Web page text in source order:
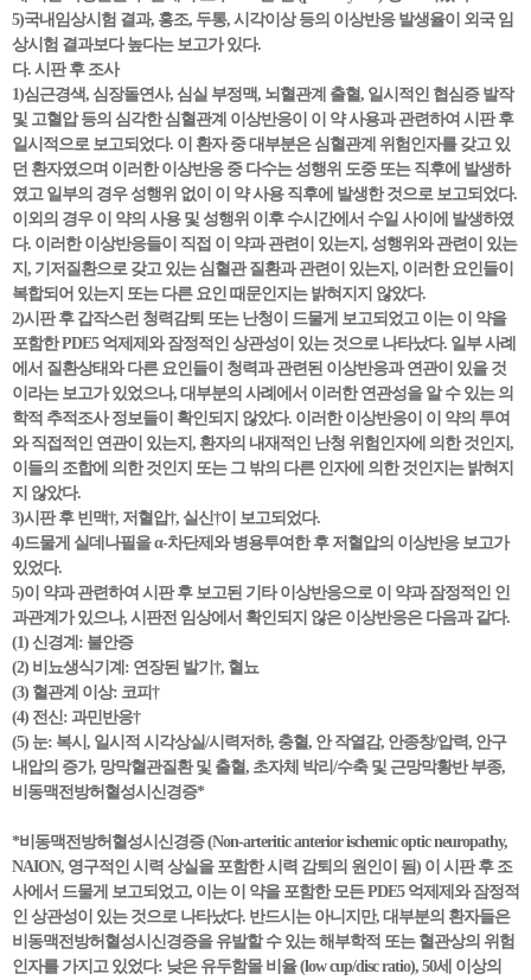
5)국내임상시험 결과, 홍조, 두통, 시각이상 등의 이상반응 발생율이 외국 임
상시험 결과보다 높다는 보고가 있다.
다. 시판 후 조사
1)심근경색, 심장돌연사, 심실 부정맥, 뇌혈관계 출혈, 일시적인 협심증 발작
및 고혈압 등의 심각한 심혈관계 이상반응이 이 약 사용과 관련하여 시판 후
일시적으로 보고되었다. 이 환자 중 대부분은 심혈관계 위험인자를 갖고 있
던 환자였으며 이러한 이상반응 중 다수는 성행위 도중 또는 직후에 발생하
였고 일부의 경우 성행위 없이 이 약 사용 직후에 발생한 것으로 보고되었다.
이외의 경우 이 약의 사용 및 성행위 이후 수시간에서 수일 사이에 발생하였
다. 이러한 이상반응들이 직접 이 약과 관련이 있는지, 성행위와 관련이 있는
지, 기저질환으로 갖고 있는 심혈관 질환과 관련이 있는지, 이러한 요인들이
복합되어 있는지 또는 다른 요인 때문인지는 밝혀지지 않았다.
2)시판 후 갑작스런 청력감퇴 또는 난청이 드물게 보고되었고 이는 이 약을
포함한 PDE5 억제제와 잠정적인 상관성이 있는 것으로 나타났다. 일부 사례
에서 질환상태와 다른 요인들이 청력과 관련된 이상반응과 연관이 있을 것
이라는 보고가 있었으나, 대부분의 사례에서 이러한 연관성을 알 수 있는 의
학적 추적조사 정보들이 확인되지 않았다. 이러한 이상반응이 이 약의 투여
와 직접적인 연관이 있는지, 환자의 내재적인 난청 위험인자에 의한 것인지,
이들의 조합에 의한 것인지 또는 그 밖의 다른 인자에 의한 것인지는 밝혀지
지 않았다.
3)시판 후 빈맥†, 저혈압†, 실신†이 보고되었다.
4)드물게 실데나필을 α-차단제와 병용투여한 후 저혈압의 이상반응 보고가
있었다.
5)이 약과 관련하여 시판 후 보고된 기타 이상반응으로 이 약과 잠정적인 인
과관계가 있으나, 시판전 임상에서 확인되지 않은 이상반응은 다음과 같다.
(1) 신경계: 불안증
(2) 비뇨생식기계: 연장된 발기†, 혈뇨
(3) 혈관계 이상: 코피†
(4) 전신: 과민반응†
(5) 눈: 복시, 일시적 시각상실/시력저하, 충혈, 안 작열감, 안종창/압력, 안구
내압의 증가, 망막혈관질환 및 출혈, 초자체 박리/수축 및 근망막황반 부종,
비동맥전방허혈성시신경증*
*비동맥전방허혈성시신경증 (Non-arteritic anterior ischemic optic neuropathy,
NAION, 영구적인 시력 상실을 포함한 시력 감퇴의 원인이 됨) 이 시판 후 조
사에서 드물게 보고되었고, 이는 이 약을 포함한 모든 PDE5 억제제와 잠정적
인 상관성이 있는 것으로 나타났다. 반드시는 아니지만, 대부분의 환자들은
비동맥전방허혈성시신경증을 유발할 수 있는 해부학적 또는 혈관상의 위험
인자를 가지고 있었다: 낮은 유두함몰 비율 (low cup/disc ratio), 50세 이상의